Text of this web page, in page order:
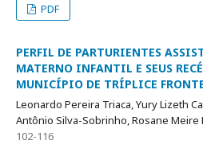
PDF
PERFIL DE PARTURIENTES
MATERNO INFANTIL E SEUS
MUNICÍPIO DE TRÍPLICE
Leonardo Pereira Triaca, Yury Lizeth
Antônio Silva-Sobrinho, Rosane Meire
102-116